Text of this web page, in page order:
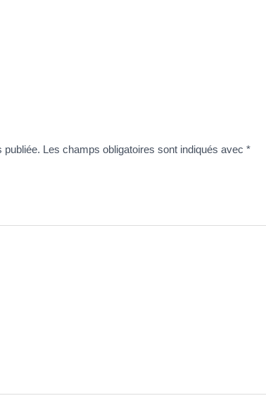
publiée. Les champs obligatoires sont indiqués avec*